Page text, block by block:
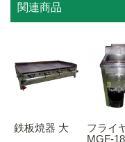
関連商品
鉄板焼器 大
フライ
MGF-